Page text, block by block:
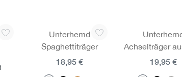
Unterhemd
Spaghettiträger
18,95 €
Achselträger
Baumwolle,
19,95 €